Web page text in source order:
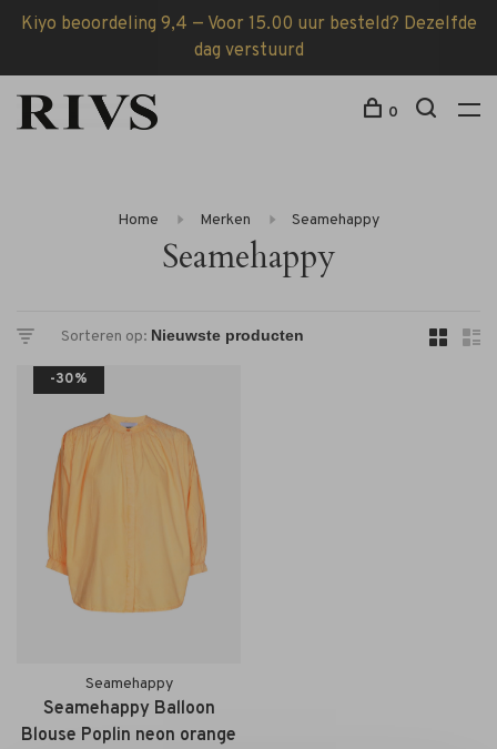
Kiyo beoordeling 9,4 — Voor 15.00 uur besteld? Dezelfde
dag verstuurd
0
Home Merken Seamehappy
Seamehappy
Sorteren op:
-30%
Seamehappy
Seamehappy Balloon
Blouse Poplin neon orange